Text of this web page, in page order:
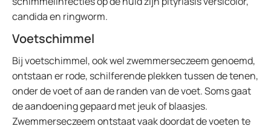
candida en ringworm.
Voetschimmel
Bij voetschimmel, ook wel zwemmerseczeem genoemd,
ontstaan er rode, schilferende plekken tussen de tenen,
onder de voet of aan de randen van de voet. Soms gaat
de aandoening gepaard met jeuk of blaasjes.
Zwemmerseczeem ontstaat vaak doordat de voeten te